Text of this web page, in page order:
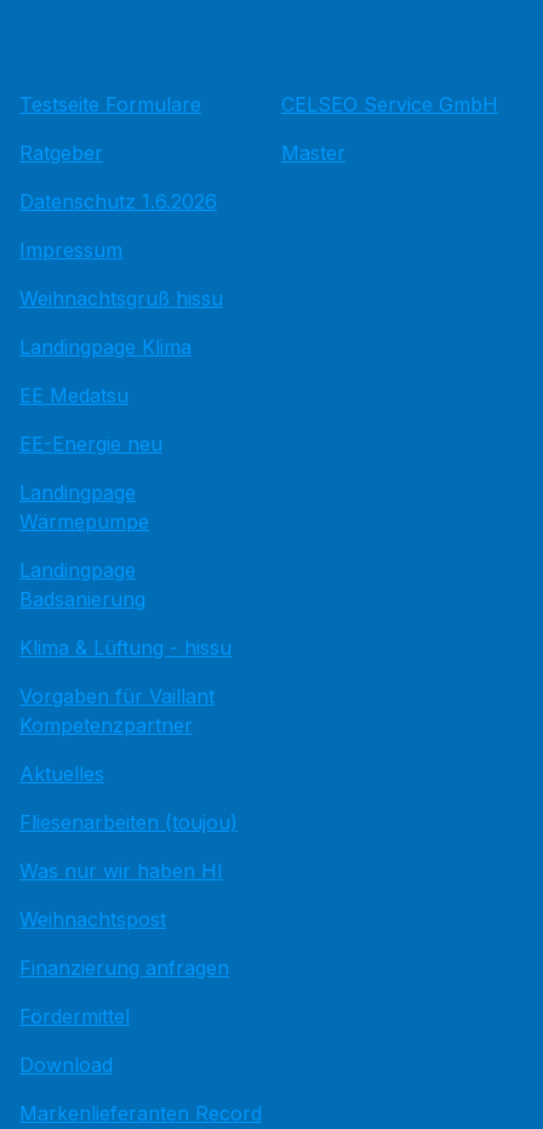
Testseite Formulare
Ratgeber
Datenschutz 1.6.2026
Impressum
Weihnachtsgruß hissu
Landingpage Klima
EE Medatsu
EE-Energie neu
Landingpage
Wärmepumpe
Landingpage
Badsanierung
Klima & Lüftung - hissu
Vorgaben für Vaillant
Kompetenzpartner
Aktuelles
Fliesenarbeiten (toujou)
Was nur wir haben HI
Weihnachtspost
Finanzierung anfragen
Fördermittel
Download
Markenlieferanten Record
CELSEO Service GmbH
Master